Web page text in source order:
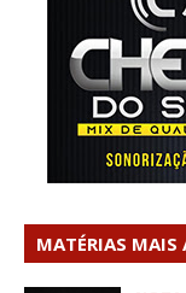
MATÉRIAS MAIS